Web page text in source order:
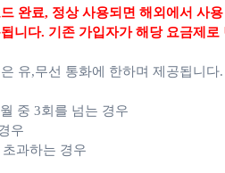
완료, 정상 사용되면 해외에서 사
니다. 기존 가입자가 해당 요금제
유,무선 통화에 한하며 제공됩니다.
중 3회를 넘는 경우
우
과하는 경우